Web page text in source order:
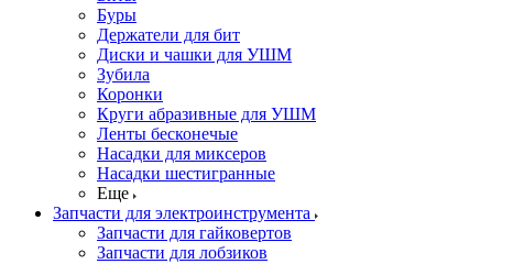
Буры
Держатели для бит
Диски и чашки для УШМ
Зубила
Коронки
Круги абразивные для УШМ
Ленты бесконечые
Насадки для миксеров
Насадки шестигранные
Еще
Запчасти для электроинструмента
Запчасти для гайковертов
Запчасти для лобзиков